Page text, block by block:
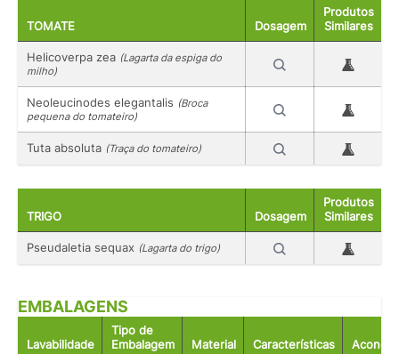
TOMATE Dosagem
Produtos
Similares
Helicoverpa zea (Lagarta da espiga do
milho)
Neoleucinodes elegantalis (Broca
pequena do tomateiro)
Tuta absoluta (Traça do tomateiro)
TRIGO Dosagem
Produtos
Similares
Pseudaletia sequax (Lagarta do trigo)
EMBALAGENS
Lavabilidade
Tipo de
Embalagem
Material Características